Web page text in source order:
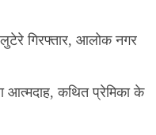
गिरफ्तार, आलोक नगर
आत्मदाह, कथित प्रेमिका के